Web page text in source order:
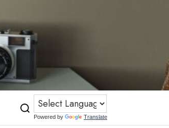
Powered by Translate